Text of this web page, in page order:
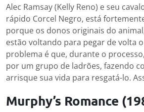
Alec Ramsay (Kelly Reno) e seu
rápido Corcel Negro, está
porque os donos originais do
estão voltando para pegar de volta
problema é que, durante o
por um grupo de ladrões, fazendo
arrisque sua vida para resgatá-lo.
Murphy’s Romance